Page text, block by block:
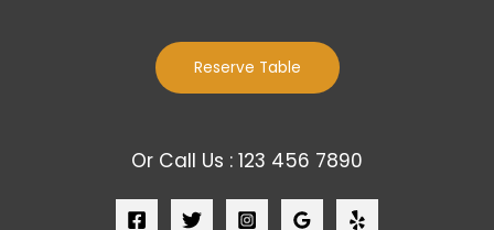
Reserve Table
Or Call Us : 123 456 7890